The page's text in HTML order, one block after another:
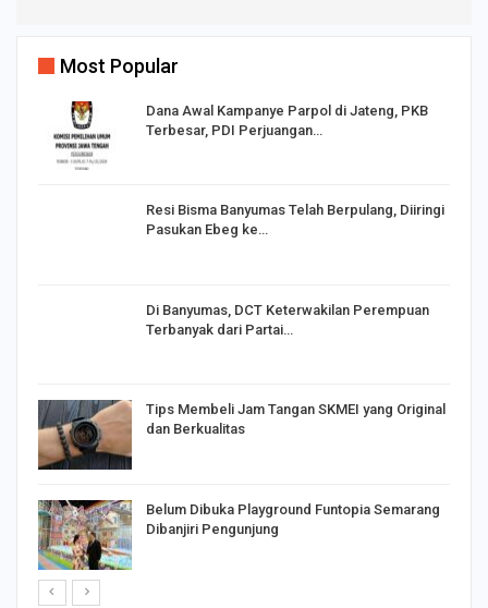
Most Popular
Dana Awal Kampanye Parpol di Jateng, PKB
Terbesar, PDI Perjuangan…
Resi Bisma Banyumas Telah Berpulang, Diiringi
Pasukan Ebeg ke…
Di Banyumas, DCT Keterwakilan Perempuan
Terbanyak dari Partai…
Tips Membeli Jam Tangan SKMEI yang Original
dan Berkualitas
Belum Dibuka Playground Funtopia Semarang
Dibanjiri Pengunjung